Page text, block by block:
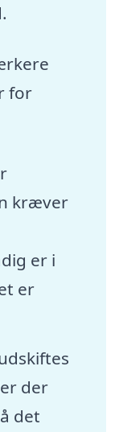
for
kræver
er i
er
der
det